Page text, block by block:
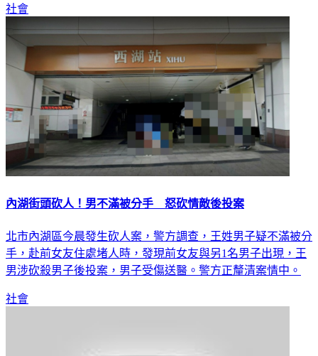
社會
內湖街頭砍人！男不滿被分手 怒砍情敵後投案
北市內湖區今晨發生砍人案，警方調查，王姓男子疑不滿被分
手，赴前女友住處堵人時，發現前女友與另1名男子出現，王
男涉砍殺男子後投案，男子受傷送醫。警方正釐清案情中。
社會